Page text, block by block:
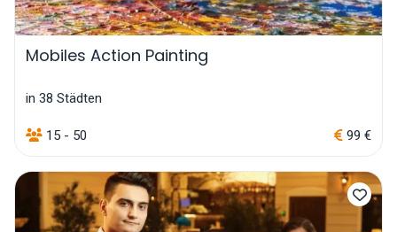
Mobiles Action Painting
in 38 Städten
15 - 50 99 €